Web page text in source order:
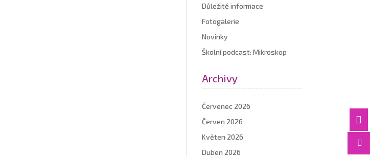


Důležité informace
Fotogalerie
Novinky
Školní podcast: Mikroskop
Archivy
Červenec 2026
Červen 2026
Květen 2026
Duben 2026